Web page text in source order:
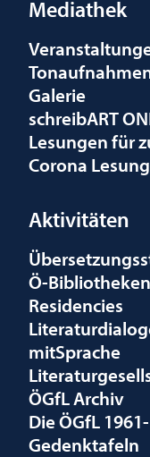
Mediathek
Galerie
schreibART
Lesungen für
Corona
Aktivitäten
Ö-Bibliotheken
Residencies
mitSprache
ÖGfL Archiv
Die ÖGfL
Gedenktafeln